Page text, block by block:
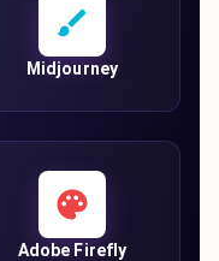
Midjourney
Adobe Firefly